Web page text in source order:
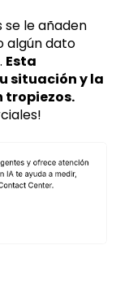
se le añaden
algún dato
Esta
situación y la
tropiezos.